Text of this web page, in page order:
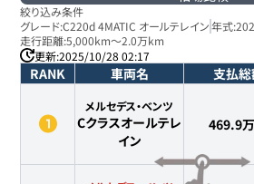
絞り込み条件
グレード:C220d 4MATIC オールテレイン 年式:
走行距離:5,000km～2.0万km
更新:2025/10/28 02:17
RANK 車両名 支払
メルセデス・ベンツ
Cクラスオールテレ
イン
469.9